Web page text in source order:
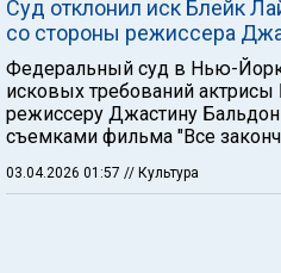
Суд отклонил иск Блейк
со стороны режиссера
Федеральный суд в Нью-
исковых требований
режиссеру Джастину
съемками фильма "Все
03.04.2026 01:57 // Культура